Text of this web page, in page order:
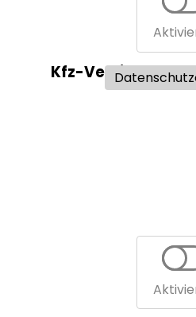
Kfz-